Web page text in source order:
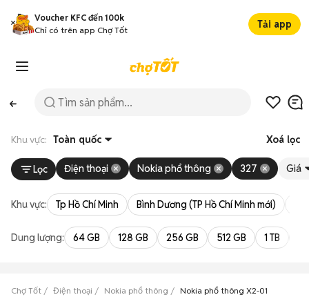
Voucher KFC đến 100k
Chỉ có trên app Chợ Tốt
Tải app
Khu vực: Toàn quốc Xoá lọc
Lọc Điện thoại Nokia phổ thông 327 Giá
Khu vực: Tp Hồ Chí Minh Bình Dương (TP Hồ Chí Minh mới)
Dung lượng: 64 GB 128 GB 256 GB 512 GB 1 TB
Chợ Tốt Điện thoại Nokia phổ thông Nokia phổ thông X2-01